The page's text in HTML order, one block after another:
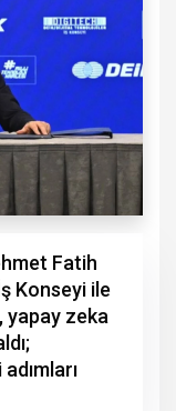
Fatih
Konseyi ile
yapay zeka